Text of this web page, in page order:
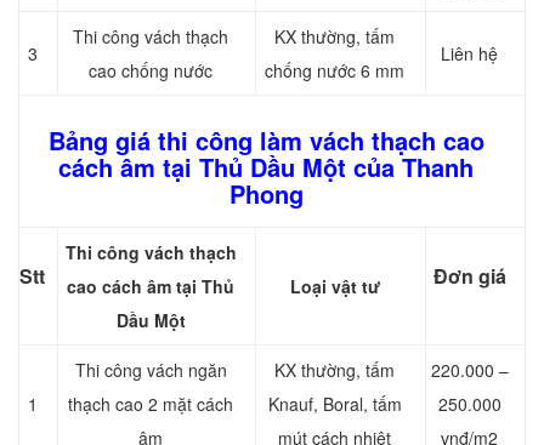
3
Thi công vách thạch
cao chống nước
KX thường, tấm
chống nước 6 mm
Liên hệ
Bảng giá thi công làm vách thạch cao
cách âm tại Thủ Dầu Một của Thanh
Phong
Stt
Thi công vách thạch
cao cách âm tại Thủ
Dầu Một
Loại vật tư Đơn giá
1
Thi công vách ngăn
thạch cao 2 mặt cách
âm
KX thường, tấm
Knauf, Boral, tấm
mút cách nhiệt
220.000 –
250.000
vnđ/m2